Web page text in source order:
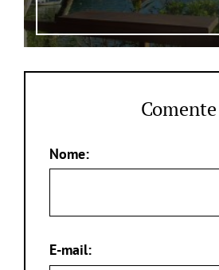
Comente
Nome:
E-mail: